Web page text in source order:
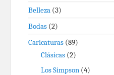
Belleza (3)
Bodas (2)
Caricaturas (89)
Clásicas (2)
Los Simpson (4)